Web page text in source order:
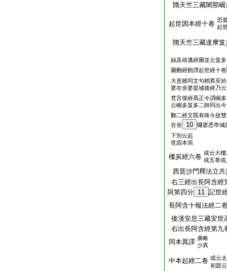
隋天竺三藏闍那崛
起世因本經十卷 恐
起
隋天竺三藏達摩笈
録及靖邁經圖並云笈
園翻經館譯起世經十卷
大意雖同文句稍異至
婆在舍婆提城後經乃
梵言後經爲正今謂崛
云崛多笈多二師同出
翻二經文既有殊今故
在舍
10
囉婆悉帝城
下別云起
世因本焉
樓炭經六卷 或云大樓
或五卷或
西晋沙門釋法立共
右三經出長阿含經
與第四分 11 記世
長阿含十報法經二
後漢安息三藏安世
右出長阿含經第九
同本異譯 廣略
少異
中本起經二卷 或云
初題